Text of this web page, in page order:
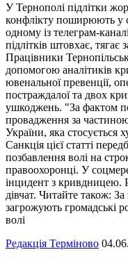
У Тернополі підлітки
конфлікту поширюють у
одному із телеграм-
підлітків штовхає, тягає
Працівники
допомогою аналітиків
ювенальної превенції,
постраждалої та двох
ушкоджень. "За фактом
провадження за
України, яка стосується
Санкція цієї статті
позбавлення волі на
правоохоронці. У
інцидент з кривдницею.
дівчат. Читайте також:
загрожують громадські
волі
Редакція Терміново